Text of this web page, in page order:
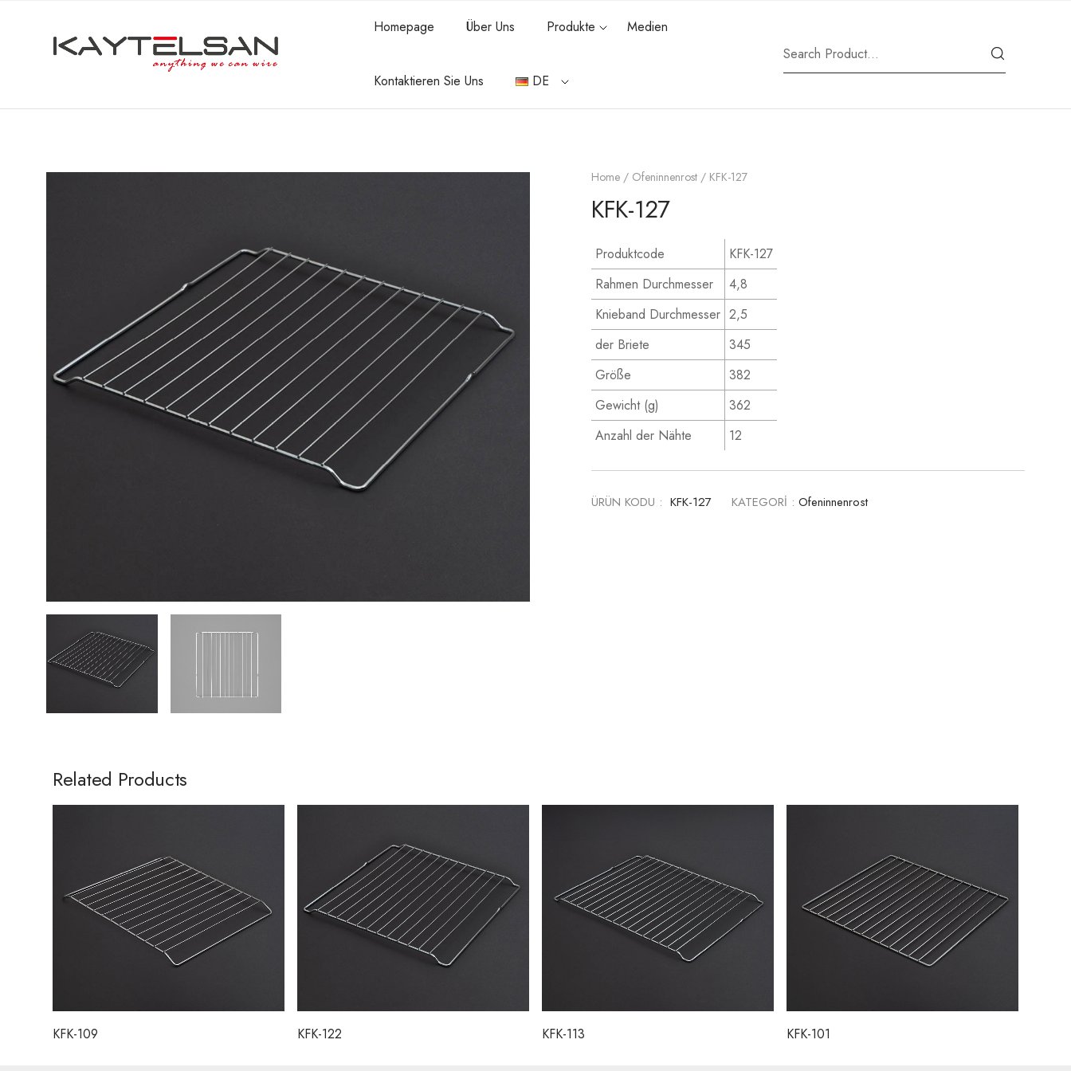
Homepage Über Uns Produkte Medien
Kontaktieren Sie Uns DE
Home / Ofeninnenrost / KFK-127
KFK-127
Produktcode
KFK-127
Rahmen Durchmesser
4,8
Knieband Durchmesser 2,5
der Briete
345
Größe
382
Gewicht (g)
362
Anzahl der Nähte
12
ÜRÜN KODU : KFK-127 KATEGORİ : Ofeninnenrost
Related Products
KFK-109 KFK-122 KFK-113 KFK-101